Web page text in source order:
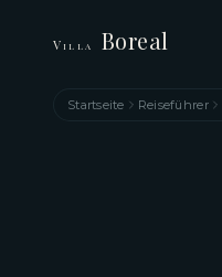
Startseite Reiseführer
Villa Boreal